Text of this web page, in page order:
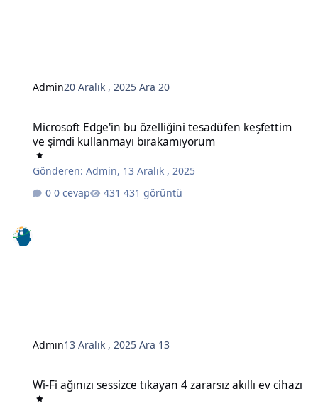
Admin20 Aralık , 2025Ara 20
Microsoft Edge'in bu özelliğini tesadüfen keşfettim
ve şimdi kullanmayı bırakamıyorum
Gönderen:Admin, 13 Aralık , 2025
0 cevap
431 görüntü
Admin13 Aralık , 2025Ara 13
Wi-Fi ağınızı sessizce tıkayan 4 zararsız akıllı ev cihazı